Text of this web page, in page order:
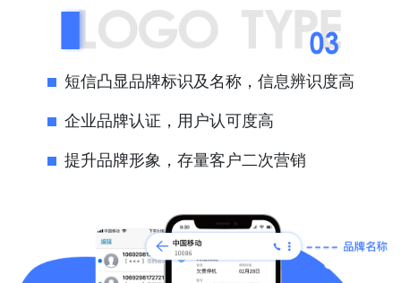
短信凸显品牌标识及名称，信息辨识度高
企业品牌认证，用户认可度高
提升品牌形象，存量客户二次营销